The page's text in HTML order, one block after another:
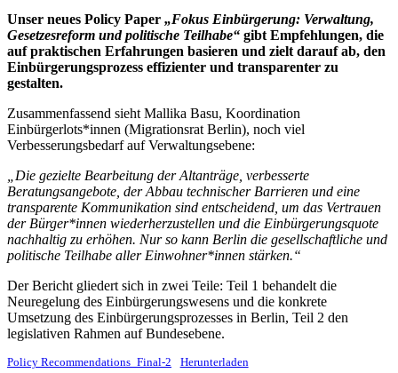
Unser neues Policy Paper „Fokus Einbürgerung: Verwaltung,
Gesetzesreform und politische Teilhabe“ gibt Empfehlungen, die
auf praktischen Erfahrungen basieren und zielt darauf ab, den
Einbürgerungsprozess effizienter und transparenter zu
gestalten.
Zusammenfassend sieht Mallika Basu, Koordination
Einbürgerlots*innen (Migrationsrat Berlin), noch viel
Verbesserungsbedarf auf Verwaltungsebene:
„Die gezielte Bearbeitung der Altanträge, verbesserte
Beratungsangebote, der Abbau technischer Barrieren und eine
transparente Kommunikation sind entscheidend, um das Vertrauen
der Bürger*innen wiederherzustellen und die Einbürgerungsquote
nachhaltig zu erhöhen. Nur so kann Berlin die gesellschaftliche und
politische Teilhabe aller Einwohner*innen stärken.“
Der Bericht gliedert sich in zwei Teile: Teil 1 behandelt die
Neuregelung des Einbürgerungswesens und die konkrete
Umsetzung des Einbürgerungsprozesses in Berlin, Teil 2 den
legislativen Rahmen auf Bundesebene.
Policy Recommendations_Final-2 Herunterladen